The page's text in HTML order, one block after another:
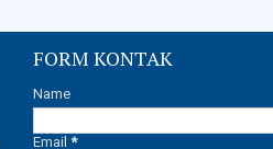
FORM KONTAK
Name
Email *